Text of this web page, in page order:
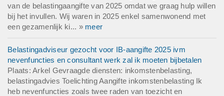
van de belastingaangifte van 2025 omdat we graag hulp willen
bij het invullen. Wij waren in 2025 enkel samenwonend met
een gezamenlijk ki... » meer
Belastingadviseur gezocht voor IB-aangifte 2025 ivm
nevenfuncties en consultant werk zal ik moeten bijbetalen
Plaats: Arkel Gevraagde diensten: inkomstenbelasting,
belastingadvies Toelichting Aangifte inkomstenbelasting Ik
heb nevenfuncties zoals twee raden van toezicht en